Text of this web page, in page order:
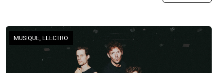
MUSIQUE, ELECTRO